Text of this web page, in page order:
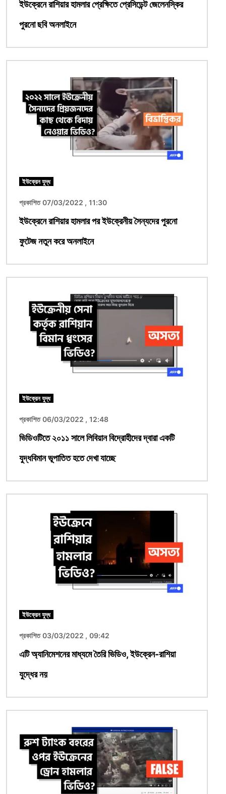
ইউক্রেনে রাশিয়ার হামলার প্রেক্ষিতে প্রেসিডেন্ট জেলেনস্কির
পুরনো ছবি অনলাইনে
ইউক্রেন যুদ্ধ
প্রকাশিত 07/03/2022 , 11:30
ইউক্রেনে রাশিয়ার হামলার পর ইউক্রেনীয় সৈন্যদের পুরনো
ফুটেজ নতুন করে অনলাইনে
ইউক্রেন যুদ্ধ
প্রকাশিত 06/03/2022 , 12:48
ভিডিওটিতে ২০১১ সালে লিবিয়ান বিদ্রোহীদের দ্বারা একটি
যুদ্ধবিমান ভূপাতিত হতে দেখা যাচ্ছে
ইউক্রেন যুদ্ধ
প্রকাশিত 03/03/2022 , 09:42
এটি অ্যানিমেশনের মাধ্যমে তৈরি ভিডিও, ইউক্রেন-রাশিয়া
যুদ্ধের নয়